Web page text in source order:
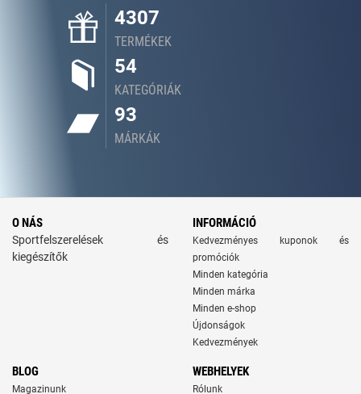
4307
TERMÉKEK
54
KATEGÓRIÁK
93
MÁRKÁK
O NÁS
Sportfelszerelések és
kiegészítők
INFORMÁCIÓ
Kedvezményes kuponok és
promóciók
Minden kategória
Minden márka
Minden e-shop
Újdonságok
Kedvezmények
BLOG
Magazinunk
WEBHELYEK
Rólunk